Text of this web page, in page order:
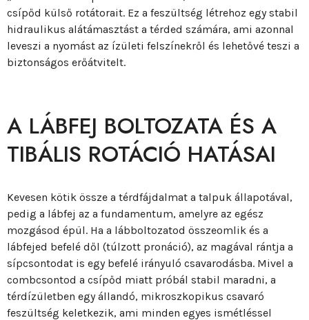
csípőd külső rotátorait. Ez a feszültség létrehoz egy stabil
hidraulikus alátámasztást a térded számára, ami azonnal
leveszi a nyomást az ízületi felszínekről és lehetővé teszi a
biztonságos erőátvitelt.
A LÁBFEJ BOLTOZATA ÉS A
TIBÁLIS ROTÁCIÓ HATÁSAI
Kevesen kötik össze a térdfájdalmat a talpuk állapotával,
pedig a lábfej az a fundamentum, amelyre az egész
mozgásod épül. Ha a lábboltozatod összeomlik és a
lábfejed befelé dől (túlzott pronáció), az magával rántja a
sípcsontodat is egy befelé irányuló csavarodásba. Mivel a
combcsontod a csípőd miatt próbál stabil maradni, a
térdízületben egy állandó, mikroszkopikus csavaró
feszültség keletkezik, ami minden egyes ismétléssel